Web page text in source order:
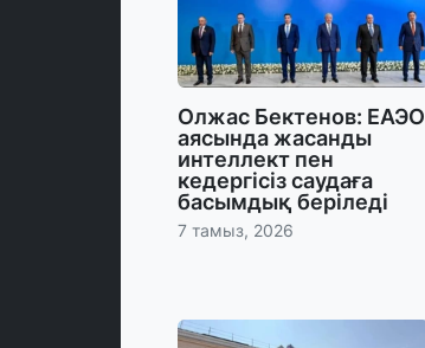
Олжас Бектенов: ЕАЭО
аясында жасанды
интеллект пен
кедергісіз саудаға
басымдық беріледі
7 тамыз, 2026